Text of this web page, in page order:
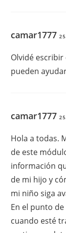
camar1777
Olvidé
pueden
camar1777
Hola a todas.
de este
información
de mi hijo y
mi niño siga
En el punto
cuando esté